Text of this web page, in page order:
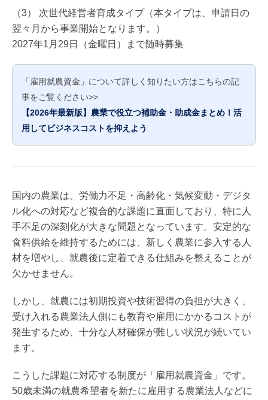
（3） 次世代経営者育成タイプ（本タイプは、申請日の
翌々月から事業開始となります。）
2027年1月29日（金曜日）まで随時募集
「雇用就農資金」について詳しく知りたい方はこちらの記
事をご覧ください>>
【2026年最新版】農業で役立つ補助金・助成金まとめ！活
用してビジネスコストを抑えよう
国内の農業は、労働力不足・高齢化・気候変動・デジタ
ル化への対応など複合的な課題に直面しており、特に人
手不足の深刻化が大きな問題となっています。安定的な
食料供給を維持するためには、新しく農業に参入する人
材を増やし、就農後に定着できる仕組みを整えることが
欠かせません。
しかし、就農には初期投資や技術習得の負担が大きく、
受け入れる農業法人側にも教育や雇用にかかるコストが
発生するため、十分な人材確保が難しい状況が続いてい
ます。
こうした課題に対応する制度が「雇用就農資金」です。
50歳未満の就農希望者を新たに雇用する農業法人などに